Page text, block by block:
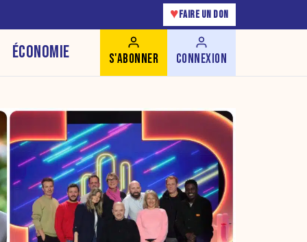
♥ FAIRE UN DON
ÉCONOMIE S'ABONNER CONNEXION